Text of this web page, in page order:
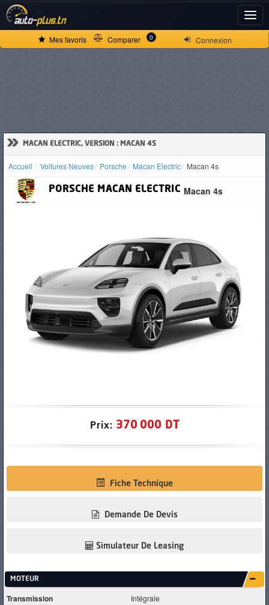
Connexion
Mes favoris Comparer 0
» MACAN ELECTRIC, VERSION : MACAN 4S
Accueil Voitures Neuves Porsche Macan Electric Macan 4s
PORSCHE MACAN ELECTRIC Macan 4s
Prix: 370 000 DT
Fiche Technique
Demande De Devis
Simulateur De Leasing
MOTEUR
Transmission Intégrale
ACCUEIL
D'OCCASION
PNEUS